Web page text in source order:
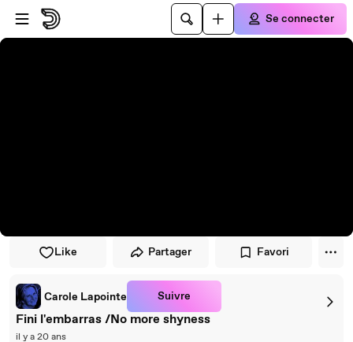
Passer au player
Passer au contenu principal
Se connecter
Like Partager Favori
Carole Lapointe Suivre
Fini l'embarras /No more shyness
il y a 20 ans